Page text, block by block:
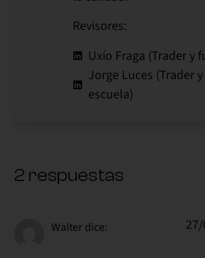
Revisores:
Uxío Fraga (Trader y
Jorge Luces (Trader
escuela)
2 respuestas
Walterdice: